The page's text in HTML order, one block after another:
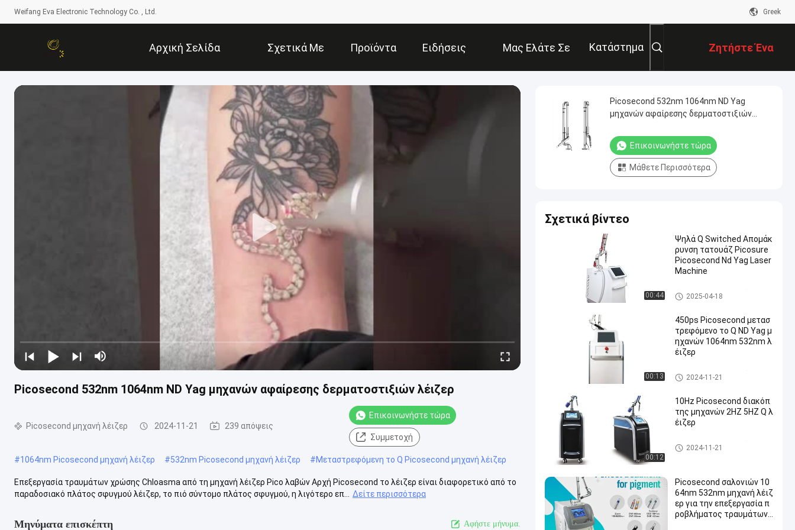
Weifang Eva Electronic Technology Co. , Ltd. Greek
Αρχική Σελίδα Σχετικά Με
Εμάς
Προϊόντα Ειδήσεις Μας Ελάτε Σε Κατάστημα Ζητήστε Ένα
Απόσπασμα
Picosecond 532nm 1064nm ND Yag μηχανών αφαίρεσης δερματοστιξιών λέιζερ
Picosecond μηχανή λέιζερ 2024-11-21 239 απόψεις
Επικοινωνήστε τώρα
Συμμετοχή
#1064nm Picosecond μηχανή λέιζερ #532nm Picosecond μηχανή λέιζερ #Μεταστρεφόμενη το Q Picosecond μηχανή λέιζερ
Επεξεργασία τραυμάτων χρώσης Chloasma από τη μηχανή λέιζερ Pico λαβών Αρχή Picosecond το λέιζερ είναι διαφορετικό από το
παραδοσιακό πλάτος σφυγμού λέιζερ, το πιό σύντομο πλάτος σφυγμού, η λιγότερο επ...
Δείτε περισσότερα
Μηνύματα επισκέπτη Αφήστε μήνυμα.
Picosecond 532nm 1064nm ND Yag
μηχανών αφαίρεσης δερματοστιξιών
Επικοινωνήστε τώρα
Μάθετε Περισσότερα
Σχετικά βίντεο
00:44
Ψηλά Q Switched Απομάκ
ρυνση τατουάζ Picosure
Picosecond Nd Yag Laser
Machine
Picosecond μηχανή λέιζερ
2025-04-18
00:13
450ps Picosecond μετασ
τρεφόμενο το Q ND Yag μ
ηχανών 1064nm 532nm λ
έιζερ
Picosecond μηχανή λέιζερ
2024-11-21
00:12
10Hz Picosecond διακόπ
της μηχανών 2HZ 5HZ Q λ
έιζερ
Picosecond μηχανή λέιζερ
2024-11-21
Picosecond σαλονιών 10
64nm 532nm μηχανή λέιζ
ερ για την επεξεργασία π
ροβλήματος τραυμάτων